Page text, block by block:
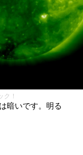
！
暗いです。明る